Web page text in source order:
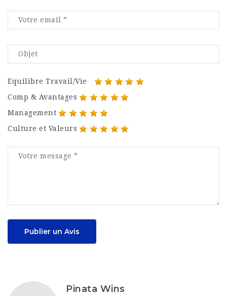
Equilibre Travail/Vie
Comp & Avantages
Management
Culture et Valeurs
Publier un Avis
Pinata Wins